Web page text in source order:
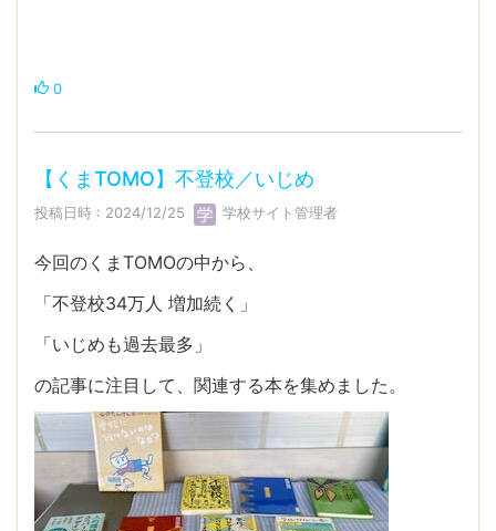
0
【くまTOMO】不登校／いじめ
投稿日時 : 2024/12/25 学校サイト管理者
今回のくまTOMOの中から、
「不登校34万人 増加続く」
「いじめも過去最多」
の記事に注目して、関連する本を集めました。